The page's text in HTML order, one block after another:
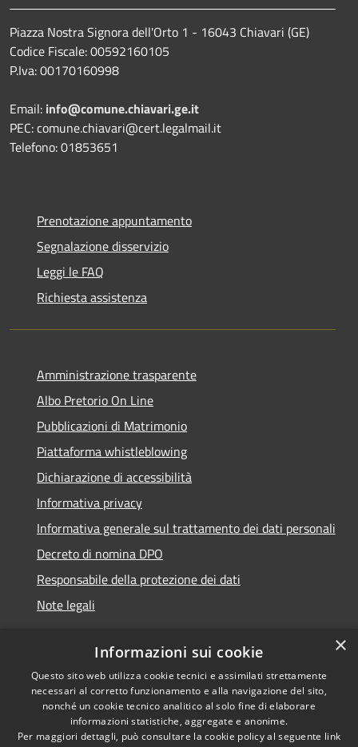
Piazza Nostra Signora dell'Orto 1 - 16043 Chiavari (GE)
Codice Fiscale: 00592160105
P.Iva: 00170160998
Email: info@comune.chiavari.ge.it
PEC: comune.chiavari@cert.legalmail.it
Telefono: 01853651
Prenotazione appuntamento
Segnalazione disservizio
Leggi le FAQ
Richiesta assistenza
Amministrazione trasparente
Albo Pretorio On Line
Pubblicazioni di Matrimonio
Piattaforma whistleblowing
Dichiarazione di accessibilità
Informativa privacy
Informativa generale sul trattamento dei dati personali
Decreto di nomina DPO
Responsabile della protezione dei dati
Note legali
RSS
Accessibilità
Cookie
© 2021 - 2026 Comune di
Chiavari -Area Riservata
×
Informazioni sui cookie
Questo sito web utilizza cookie tecnici e assimilati strettamente
necessari al corretto funzionamento e alla navigazione del sito,
nonché un cookie tecnico analitico al solo fine di elaborare
informazioni statistiche, aggregate e anonime.
Per maggiori dettagli, può consultare la cookie policy al seguente link